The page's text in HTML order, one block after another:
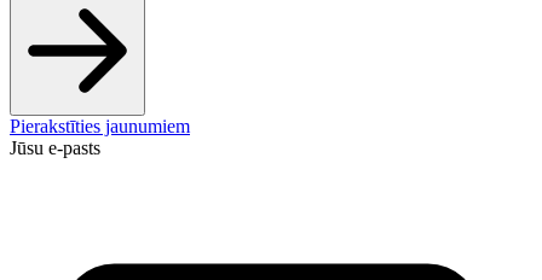
Pierakstīties jaunumiem
Jūsu e-pasts